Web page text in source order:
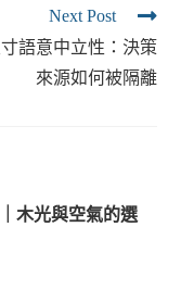
Next Post
語意中立性：決策
來源如何被隔離
木光與空氣的選